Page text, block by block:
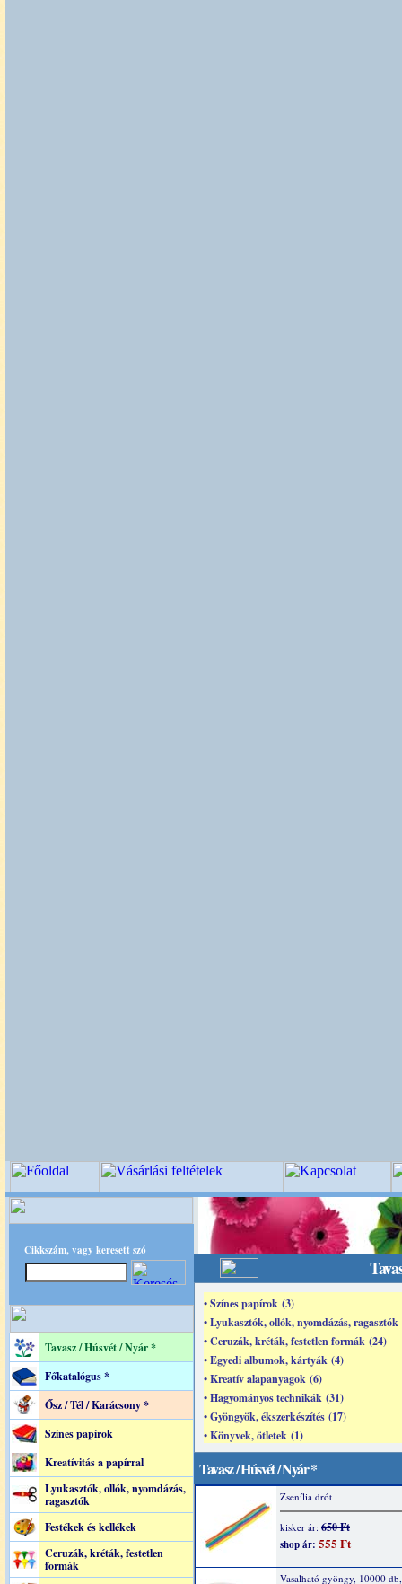
Cikkszám, vagy keresett szó
Tavasz / Húsvét / Nyár *
Főkatalógus *
Ősz / Tél / Karácsony *
Színes papírok
Kreatívitás a papírral
Lyukasztók, ollók, nyomdázás,
ragasztók
Festékek és kellékek
Ceruzák, kréták, festetlen
formák
• Színes papírok (3)
• Lyukasztók, ollók, nyomdázás, ragasztók
• Ceruzák, kréták, festetlen formák (24)
• Egyedi albumok, kártyák (4)
• Kreatív alapanyagok (6)
• Hagyományos technikák (31)
• Gyöngyök, ékszerkészítés (17)
• Könyvek, ötletek (1)
Tavasz / Húsvét / Nyár *
Zsenília drót
kisker ár: 650 Ft
shop ár: 555 Ft
Vasalható gyöngy, 10000